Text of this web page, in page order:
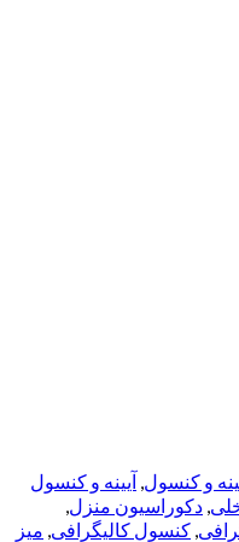
و کنسول, آیینه و کنسول
, دکوراسیون منزل,
, کنسول کالیگرافی, میز